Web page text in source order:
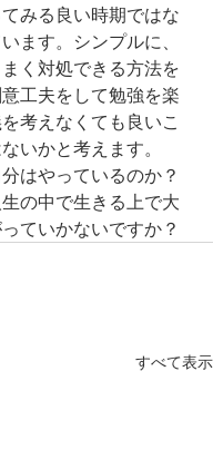
みる良い時期ではな
ます。シンプルに、
く対処できる方法を
工夫をして勉強を楽
考えなくても良いこ
いかと考えます。
はやっているのか？
の中で生きる上で大
ていかないですか？
すべて表示